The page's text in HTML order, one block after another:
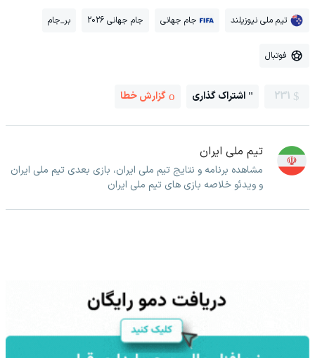
تیم ملی نیوزیلند جام جهانی جام جهانی 2026 بر_جام
فوتبال
231 اشتراک گذاری گزارش خطا
تیم ملی ایران
مشاهده برنامه و نتایج تیم ملی ایران، بازی بعدی تیم ملی ایران
و ویدئو خلاصه بازی های تیم ملی ایران